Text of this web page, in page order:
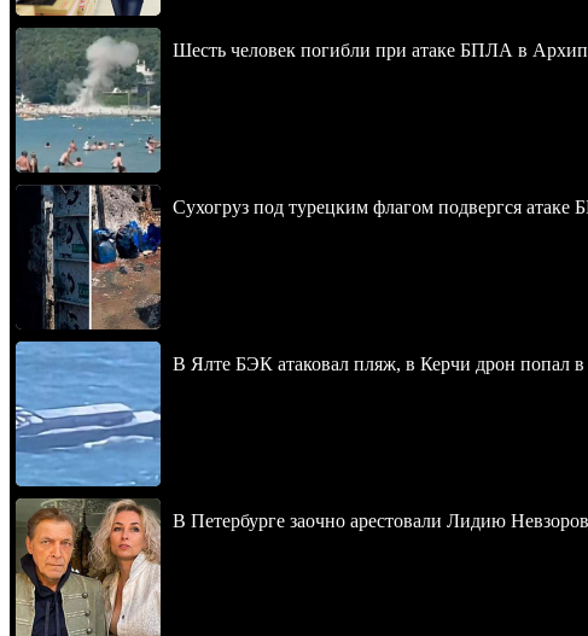
Шесть человек погибли при атаке БПЛА в
Сухогруз под турецким флагом подвергся
В Ялте БЭК атаковал пляж, в Керчи дрон попал
В Петербурге заочно арестовали Лидию